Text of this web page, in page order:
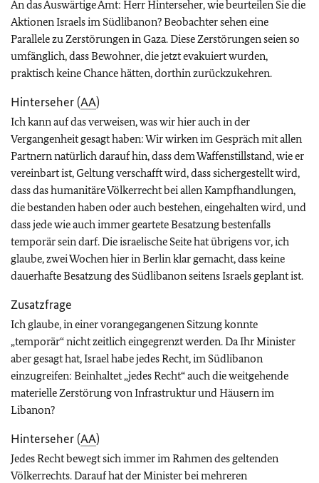
An das Auswärtige Amt: Herr Hinterseher, wie beurteilen Sie die
Aktionen Israels im Südlibanon? Beobachter sehen eine
Parallele zu Zerstörungen in Gaza. Diese Zerstörungen seien so
umfänglich, dass Bewohner, die jetzt evakuiert wurden,
praktisch keine Chance hätten, dorthin zurückzukehren.
Hinterseher (AA)
Ich kann auf das verweisen, was wir hier auch in der
Vergangenheit gesagt haben: Wir wirken im Gespräch mit allen
Partnern natürlich darauf hin, dass dem Waffenstillstand, wie er
vereinbart ist, Geltung verschafft wird, dass sichergestellt wird,
dass das humanitäre Völkerrecht bei allen Kampfhandlungen,
die bestanden haben oder auch bestehen, eingehalten wird, und
dass jede wie auch immer geartete Besatzung bestenfalls
temporär sein darf. Die israelische Seite hat übrigens vor, ich
glaube, zwei Wochen hier in Berlin klar gemacht, dass keine
dauerhafte Besatzung des Südlibanon seitens Israels geplant ist.
Zusatzfrage
Ich glaube, in einer vorangegangenen Sitzung konnte
„temporär“ nicht zeitlich eingegrenzt werden. Da Ihr Minister
aber gesagt hat, Israel habe jedes Recht, im Südlibanon
einzugreifen: Beinhaltet „jedes Recht“ auch die weitgehende
materielle Zerstörung von Infrastruktur und Häusern im
Libanon?
Hinterseher (AA)
Jedes Recht bewegt sich immer im Rahmen des geltenden
Völkerrechts. Darauf hat der Minister bei mehreren